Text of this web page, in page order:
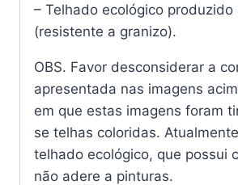
– Telhado ecológico produzido
(resistente a granizo).
OBS. Favor desconsiderar a
apresentada nas imagens
em que estas imagens foram
se telhas coloridas.
telhado ecológico, que possui
não adere a pinturas.